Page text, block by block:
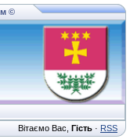
©
Вітаємо Вас Гість · RSS